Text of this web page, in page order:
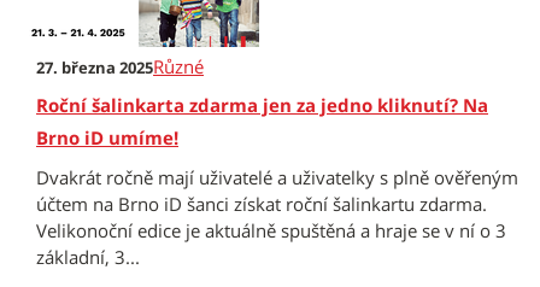
27. března 2025Různé
Roční šalinkarta zdarma jen za jedno kliknutí? Na
Brno iD umíme!
Dvakrát ročně mají uživatelé a uživatelky s plně ověřeným
účtem na Brno iD šanci získat roční šalinkartu zdarma.
Velikonoční edice je aktuálně spuštěná a hraje se v ní o 3
základní, 3...